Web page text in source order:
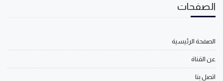
الصفحات
الصفحة الرئيسية
عن القناة
اتصل بنا